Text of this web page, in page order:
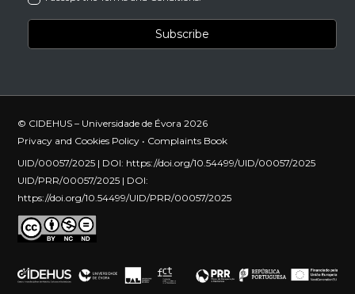
© CIDEHUS – Universidade de Évora 2026
Privacy and Cookies Policy • Complaints Book
UID/00057/2025 | DOI: https://doi.org/10.54499/UID/00057/2025
UID/PRR/00057/2025 | DOI:
https://doi.org/10.54499/UID/PRR/00057/2025